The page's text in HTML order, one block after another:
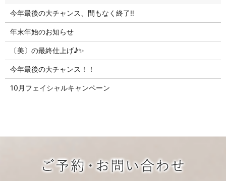
今年最後の大チャンス、間もなく終了‼
年末年始のお知らせ
〔美〕の最終仕上げ♪✨
今年最後の大チャンス！！
10月フェイシャルキャンペーン